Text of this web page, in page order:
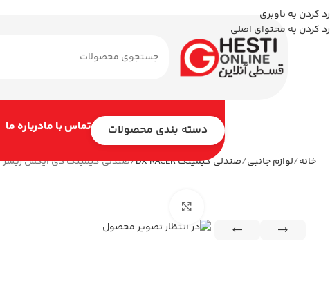
رد کردن به ناوبری
رد کردن به محتوای اصلی
دسته بندی محصولات تماس با مادرباره ما
خانه لوازم جانبی صندلی گیمینگ DX RACER صندلی گیمینگ دی ایکس ریسر Master Series 2025 XL Fabric Gray